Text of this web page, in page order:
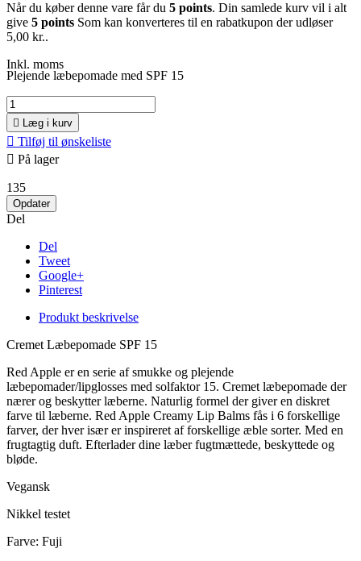
Når du køber denne vare får du 5 points. Din samlede kurv vil i alt
give 5 points Som kan konverteres til en rabatkupon der udløser
5,00 kr..
Inkl. moms
Plejende læbepomade med SPF 15
 Læg i kurv
 Tilføj til ønskeliste
 På lager
135
Del
Del
Tweet
Google+
Pinterest
Produkt beskrivelse
Cremet Læbepomade SPF 15
Red Apple er en serie af smukke og plejende
læbepomader/lipglosses med solfaktor 15. Cremet læbepomade der
nærer og beskytter læberne. Naturlig formel der giver en diskret
farve til læberne. Red Apple Creamy Lip Balms fås i 6 forskellige
farver, der hver især er inspireret af forskellige æble sorter. Med en
frugtagtig duft. Efterlader dine læber fugtmættede, beskyttede og
bløde.
Vegansk
Nikkel testet
Farve: Fuji